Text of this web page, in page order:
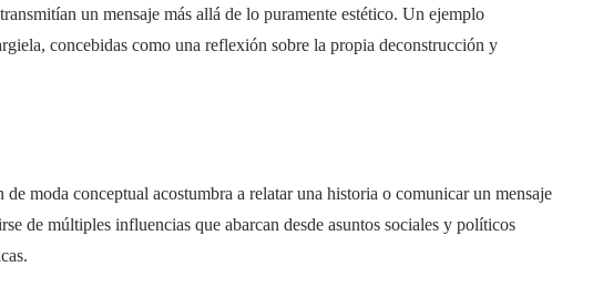
un mensaje más allá de lo puramente estético. Un ejemplo
concebidas como una reflexión sobre la propia deconstrucción y
de moda conceptual acostumbra a relatar una historia o comunicar un mensaje
de múltiples influencias que abarcan desde asuntos sociales y políticos